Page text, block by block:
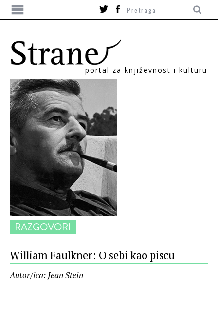
portal za književnost i kulturu
RAZGOVORI
William Faulkner: O sebi kao piscu
Autor/ica: Jean Stein